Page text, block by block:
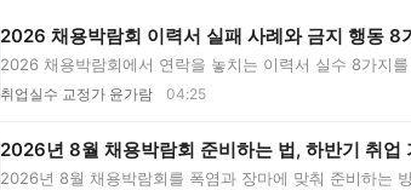
2026 채용박람회 이력서 실패 사례와 금지 행동 8
2026 채용박람회에서 연락을 놓치는 이력서 실수 8가지
보...
취업실수 교정가 윤가람 04:25
2026년 8월 채용박람회 준비하는 법, 하반기 취업
2026년 8월 채용박람회를 폭염과 장마에 맞춰 준비하는